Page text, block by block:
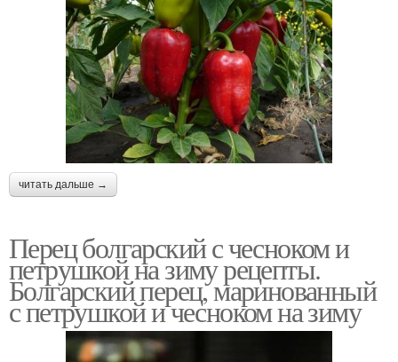
читать дальше →
Перец болгарский с чесноком и
петрушкой на зиму рецепты.
Болгарский перец, маринованный
с петрушкой и чесноком на зиму